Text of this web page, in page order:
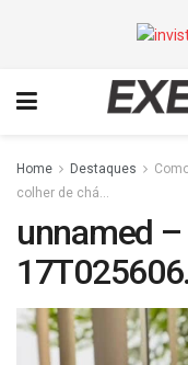
Home Destaques
colher de chá…
unnamed